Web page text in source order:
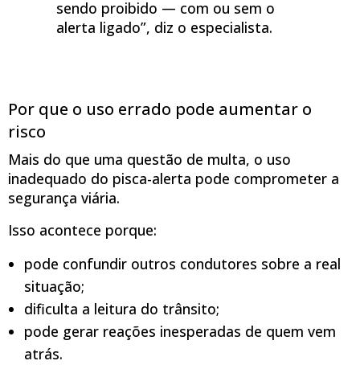
sendo proibido — com ou sem o
alerta ligado”, diz o especialista.
Por que o uso errado pode aumentar o
risco
Mais do que uma questão de multa, o uso
inadequado do pisca-alerta pode comprometer a
segurança viária.
Isso acontece porque:
pode confundir outros condutores sobre a real
situação;
dificulta a leitura do trânsito;
pode gerar reações inesperadas de quem vem
atrás.